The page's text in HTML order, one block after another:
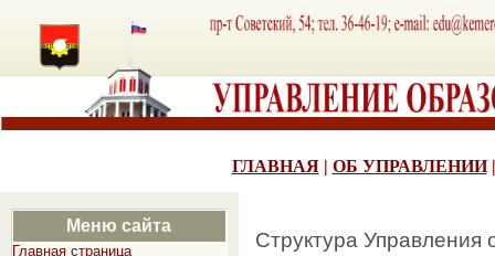
ГЛАВНАЯ | ОБ УПРАВЛЕНИИ
Меню сайта
Главная страница
Структура Управления